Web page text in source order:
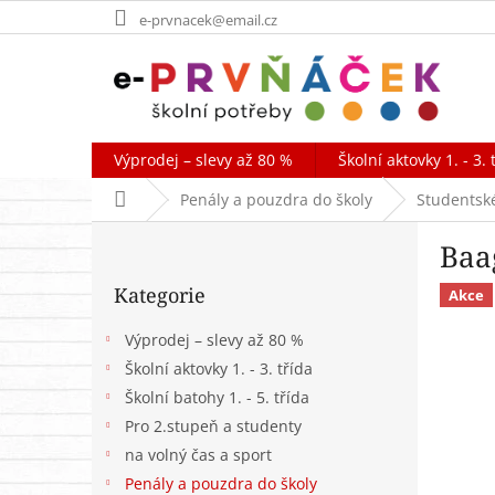
na
e-prvnacek@email.cz
Výprodej – slevy až 80 % Školní aktovky 1. - 3.
Domů Penály a pouzdra do školy
P
kategorie
Kategorie
Výprodej – slevy až 80 %
Školní aktovky 1. - 3. třída
Školní batohy 1. - 5. třída
Pro 2.stupeň a studenty
na volný čas a sport
Penály a pouzdra do školy
Akce